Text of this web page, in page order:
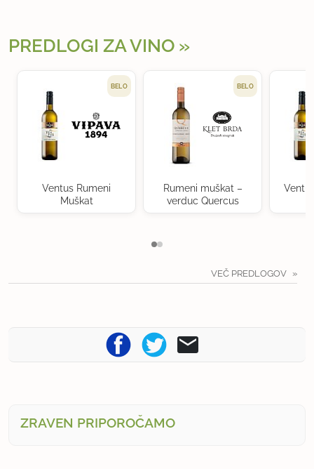
PREDLOGI ZA VINO
BELO
Ventus Rumeni
Muškat
BELO
Rumeni muškat –
verduc Quercus
VEČ PREDLOGOV
ZRAVEN PRIPOROČAMO